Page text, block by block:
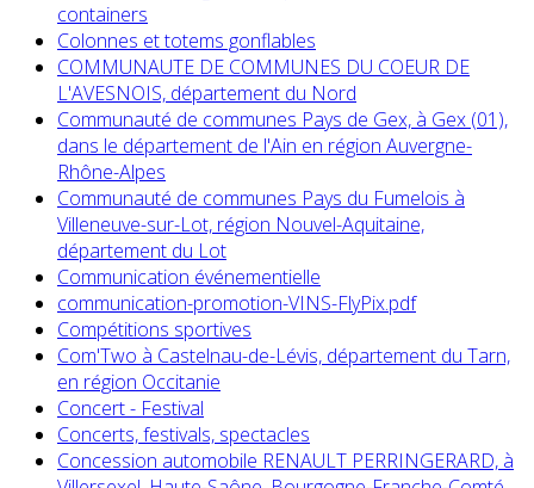
containers
Colonnes et totems gonflables
COMMUNAUTE DE COMMUNES DU COEUR DE
L'AVESNOIS, département du Nord
Communauté de communes Pays de Gex, à Gex (01),
dans le département de l'Ain en région Auvergne-
Rhône-Alpes
Communauté de communes Pays du Fumelois à
Villeneuve-sur-Lot, région Nouvel-Aquitaine,
département du Lot
Communication événementielle
communication-promotion-VINS-FlyPix.pdf
Compétitions sportives
Com'Two à Castelnau-de-Lévis, département du Tarn,
en région Occitanie
Concert - Festival
Concerts, festivals, spectacles
Concession automobile RENAULT PERRINGERARD, à